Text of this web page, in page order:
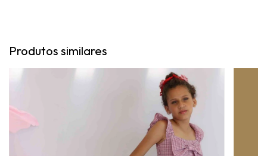
Produtos similares